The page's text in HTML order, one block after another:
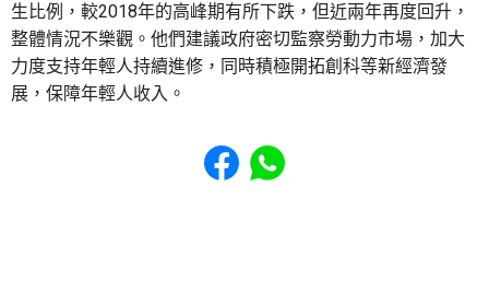
生比例，較2018年的高峰期有所下跌，但近兩年再度回升，
整體情況不樂觀。他們建議政府密切監察勞動力市場，加大
力度支持年輕人持續進修，同時積極開拓創科等新經濟發
展，保障年輕人收入。
Share to Facebook
Share to WhatsApp